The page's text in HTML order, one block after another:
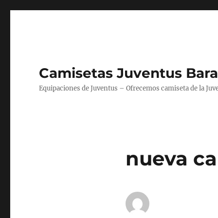
Camisetas Juventus
Equipaciones de Juventus – Ofrecemos camiseta de la
nueva